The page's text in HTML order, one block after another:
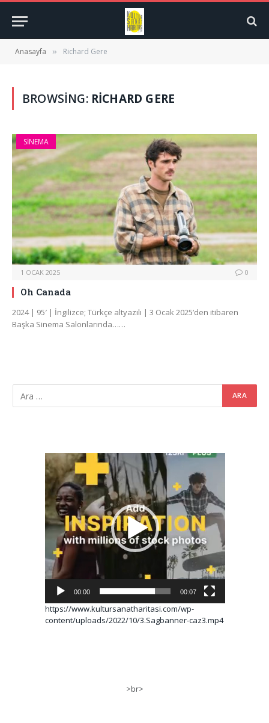
Anasayfa » Richard Gere
BROWSING: RICHARD GERE
SINEMA
1 OCAK 2025 0
Oh Canada
2024 | 95′ | İngilizce; Türkçe altyazılı | 3 Ocak 2025’den itibaren
Başka Sinema Salonlarında……
Video
oynatıcı
00:00 00:07
https://www.kultursanatharitasi.com/wp-
content/uploads/2022/10/3.Sagbanner-caz3.mp4
>br>